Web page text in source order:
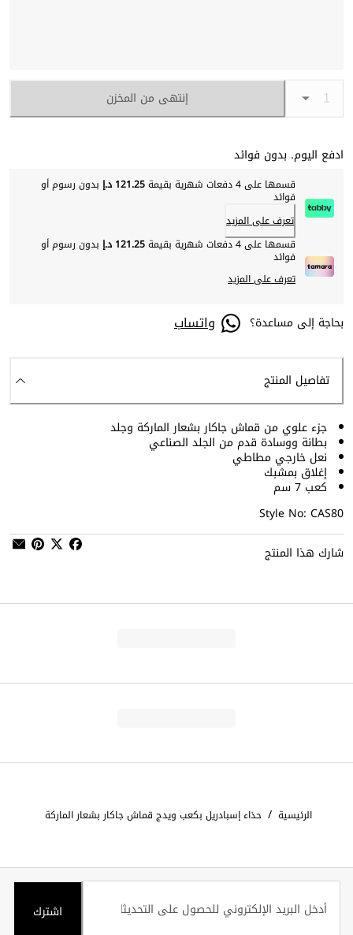
إنتهى من المخزن
ادفع اليوم. بدون فوائد
قسمها على 4 دفعات شهرية بقيمة 121.25 د.إ بدون رسوم أو
فوائد
تعرف على المزيد
قسمها على 4 دفعات شهرية بقيمة
121.25 د.إ بدون رسوم أو
فوائد
تعرف على المزيد
بحاجة إلى مساعدة؟ واتساب
تفاصيل المنتج
جزء علوي من قماش جاكار بشعار الماركة وجلد
بطانة ووسادة قدم من الجلد الصناعي
نعل خارجي مطاطي
إغلاق بمشبك
كعب 7 سم
Style No: CAS80
شارك هذا المنتج
الرئيسية / حذاء إسبادريل بكعب ويدج قماش جاكار بشعار الماركة
اشترك